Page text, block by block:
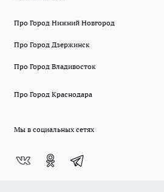
Про Город Нижний Новгород
Про Город Дзержинск
Про Город Владивосток
Про Город Краснодара
Мы в социальных сетях